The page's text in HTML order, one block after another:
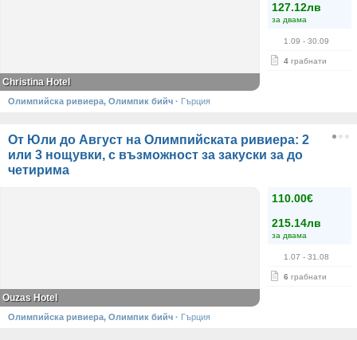
127.12лв
за двама
1.09 - 30.09
4 грабнати
Christina Hotel
Олимпийска ривиера, Олимпик бийч · Гърция
От Юли до Август на Олимпийската ривиера: 2
или 3 нощувки, с възможност за закуски за до
четирима
110.00€
215.14лв
за двама
1.07 - 31.08
6 грабнати
Ouzas Hotel
Олимпийска ривиера, Олимпик бийч · Гърция